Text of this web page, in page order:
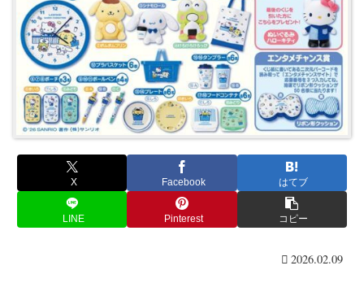
X Facebook はてブ
LINE Pinterest コピー
2026.02.09